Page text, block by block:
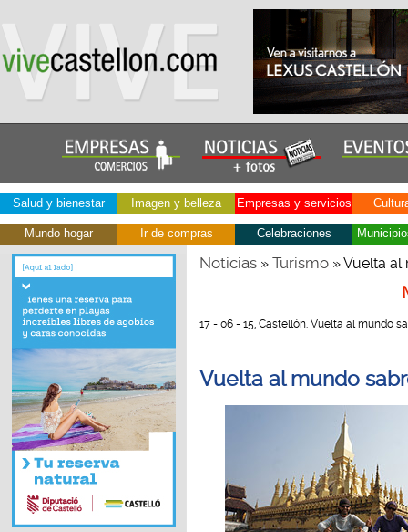
Salud y bienestar Imagen y belleza Empresas y servicios
Mundo hogar Ir de compras Celebraciones
Noticias» Turismo» Vuelta al
17 - 06 - 15, Castellón. Vuelta al mundo
Vuelta al mundo